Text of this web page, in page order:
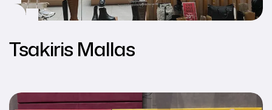
Tsakiris Mallas